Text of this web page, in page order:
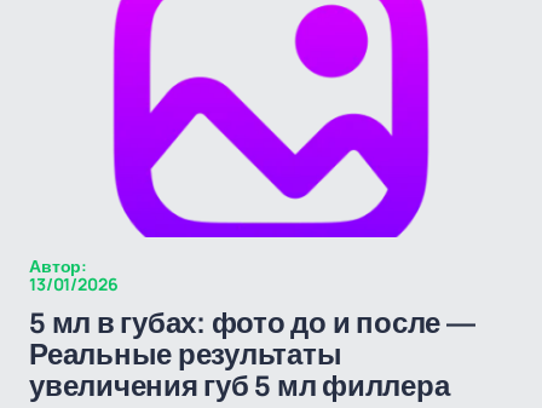
Автор:
13/01/2026
5 мл в губах: фото до и после —
Реальные результаты
увеличения губ 5 мл филлера